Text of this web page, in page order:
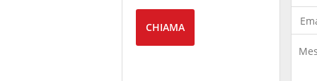
CHIAMA